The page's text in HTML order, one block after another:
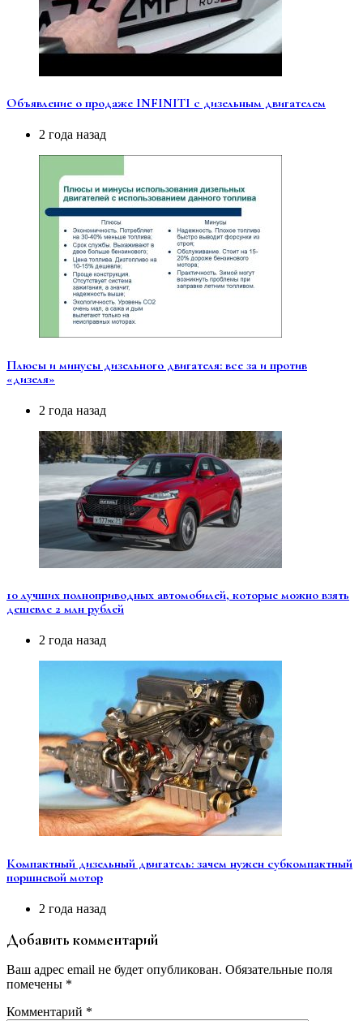
Объявление о продаже INFINITI с дизельным двигателем
2 года назад
Плюсы и минусы дизельного двигателя: все за и против
«дизеля»
2 года назад
10 лучших полноприводных автомобилей, которые можно взять
дешевле 2 млн рублей
2 года назад
Компактный дизельный двигатель: зачем нужен субкомпактный
поршневой мотор
2 года назад
Добавить комментарий
Ваш адрес email не будет опубликован. Обязательные поля
помечены *
Комментарий *